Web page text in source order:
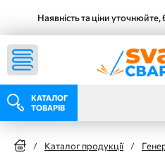
Наявність та ціни
КАТАЛОГ
ТОВАРІВ
/ Каталог продукції /